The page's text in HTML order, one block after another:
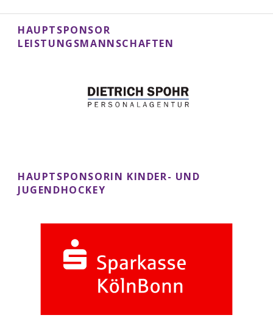
HAUPTSPONSOR
LEISTUNGSMANNSCHAFTEN
HAUPTSPONSORIN KINDER- UND
JUGENDHOCKEY